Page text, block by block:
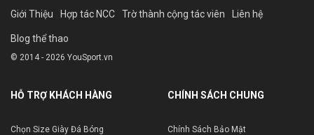
Giới Thiệu Hợp tác NCC Trờ thành cộng tác viên Liên hệ
Blog thể thao
© 2014 - 2026 YouSport.vn
HỖ TRỢ KHÁCH HÀNG
Chọn Size Giày Đá Bóng
CHÍNH SÁCH CHUNG
Chính Sách Bảo Mật